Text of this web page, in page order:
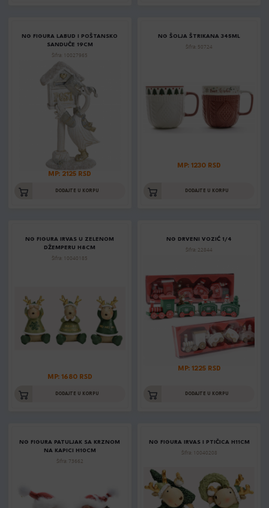
NG FIGURA LABUD I POŠTANSKO
SANDUČE 19CM
Šifra: 10027965
MP: 2125 RSD
DODAJTE U KORPU
NG ŠOLJA ŠTRIKANA 345ML
Šifra: 50724
MP: 1230 RSD
DODAJTE U KORPU
NG FIGURA IRVAS U ZELENOM
DŽEMPERU H8CM
Šifra: 10040185
MP: 1680 RSD
DODAJTE U KORPU
NG DRVENI VOZIĆ 1/4
Šifra: 22844
MP: 1225 RSD
DODAJTE U KORPU
NG FIGURA PATULJAK SA KRZNOM
NA KAPICI H10CM
Šifra: 73662
NG FIGURA IRVAS I PTIČICA H11CM
Šifra: 10040208